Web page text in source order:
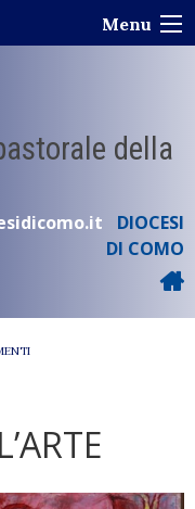
Menu
della
DIOCESI
DI COMO